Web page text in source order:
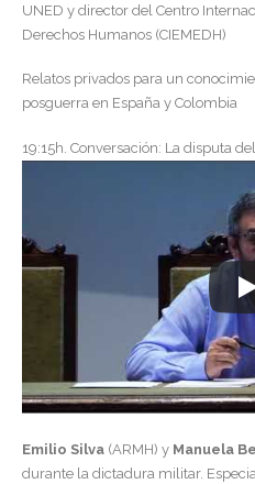
UNED y director del Centro
Derechos Humanos (CIEMEDH)
Relatos privados para un
posguerra en España y Colombia
19:15h. Conversación: La disputa
Emilio Silva (ARMH) y Manuela
durante la dictadura militar.